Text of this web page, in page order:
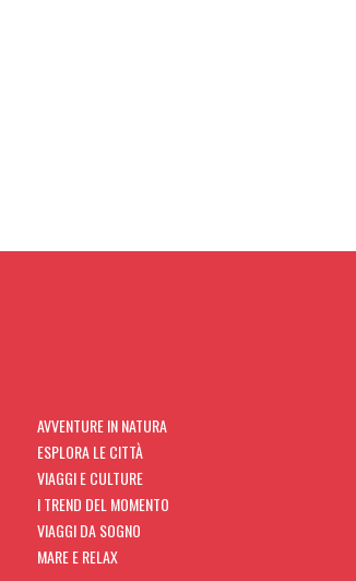
AVVENTURE IN NATURA
ESPLORA LE CITTÀ
VIAGGI E CULTURE
I TREND DEL MOMENTO
VIAGGI DA SOGNO
MARE E RELAX